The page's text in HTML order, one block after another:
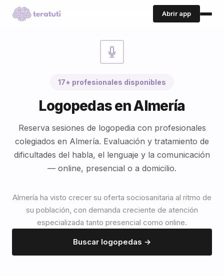
Abrir app
17+ profesionales disponibles
Logopedas en Almería
Reserva sesiones de logopedia con profesionales
colegiados en Almería. Evaluación y tratamiento de
dificultades del habla, el lenguaje y la comunicación
— online, presencial o a domicilio.
Almería ha visto crecer su oferta sociosanitaria al ritmo de
su población, con demanda creciente de atención
especializada tanto presencial como online.
Buscar logopedas →